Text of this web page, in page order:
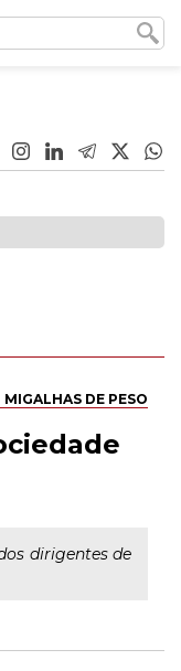
MIGALHAS DE PESO
dirigentes de